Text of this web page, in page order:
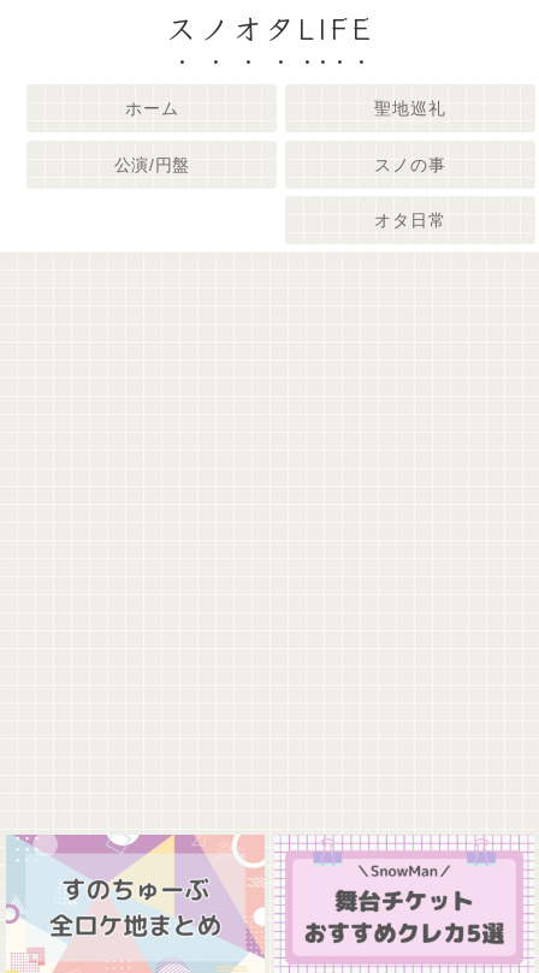
スノオタLIFE
ホーム 聖地巡礼
公演/円盤 スノの事
オタ日常